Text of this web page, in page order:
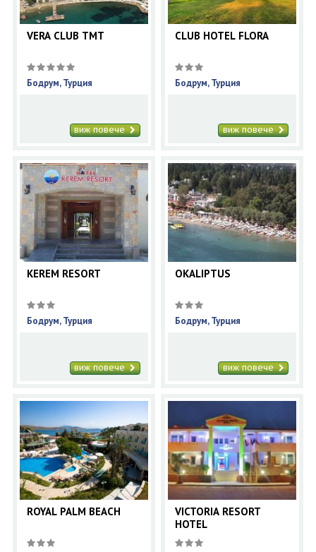
VERA CLUB TMT
Бодрум, Турция
виж повече
CLUB HOTEL FLORA
Бодрум, Турция
виж повече
KEREM RESORT
Бодрум, Турция
виж повече
OKALIPTUS
Бодрум, Турция
виж повече
ROYAL PALM BEACH
VICTORIA RESORT
HOTEL